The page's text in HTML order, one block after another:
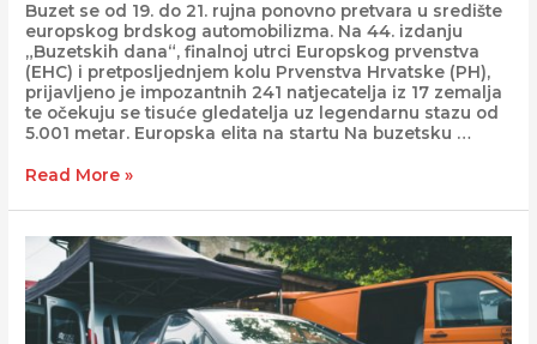
Buzet se od 19. do 21. rujna ponovno pretvara u središte
europskog brdskog automobilizma. Na 44. izdanju
„Buzetskih dana“, finalnoj utrci Europskog prvenstva
(EHC) i pretposljednjem kolu Prvenstva Hrvatske (PH),
prijavljeno je impozantnih 241 natjecatelja iz 17 zemalja
te očekuju se tisuće gledatelja uz legendarnu stazu od
5.001 metar. Europska elita na startu Na buzetsku …
Read More »